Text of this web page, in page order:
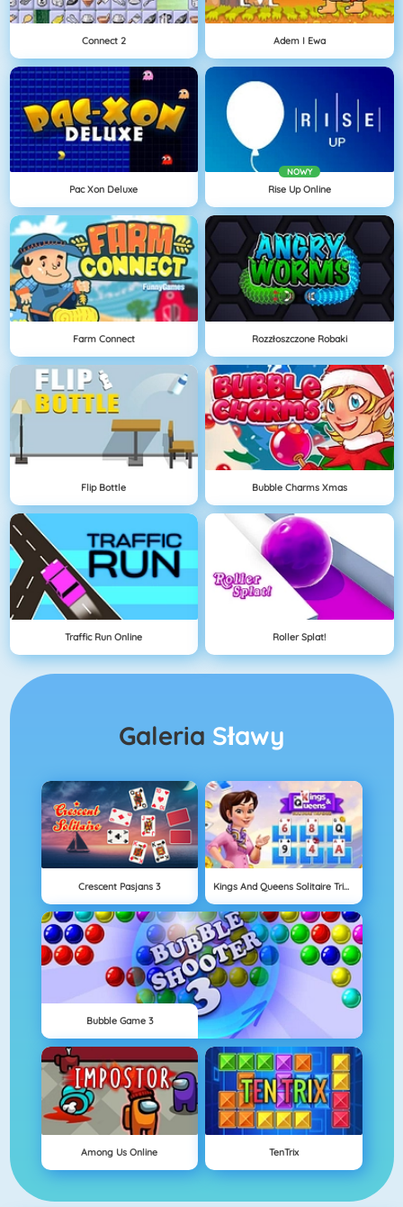
Connect 2 Adem I Ewa
Pac Xon Deluxe
NOWY
Rise Up Online
Farm Connect Rozzłoszczone Robaki
Flip Bottle Bubble Charms Xmas
Traffic Run Online Roller Splat!
Galeria Sławy
Crescent Pasjans 3 Kings And Queens Solitaire Tripeaks
Bubble Game 3
Among Us Online TenTrix